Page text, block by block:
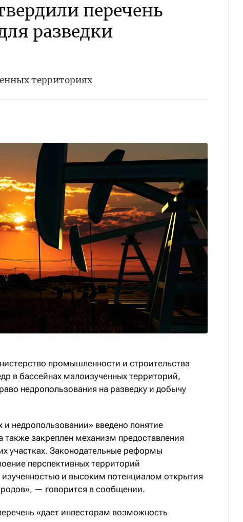
перечень
разведки
территориях
промышленности и строительства
в бассейнах малоизученных территорий,
недропользования на разведку и добычу
недропользовании» введено понятие
закреплен механизм предоставления
участках. Законодательные реформы
перспективных территорий
изученностью и высоким потенциалом открытия
— говорится в сообщении.
«дает инвесторам возможность